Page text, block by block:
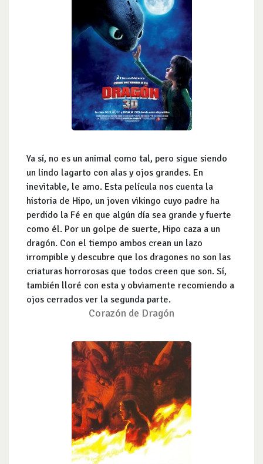
Ya sí, no es un animal como tal, pero sigue siendo
un lindo lagarto con alas y ojos grandes. En
inevitable, le amo. Esta película nos cuenta la
historia de Hipo, un joven vikingo cuyo padre ha
perdido la Fé en que algún día sea grande y fuerte
como él. Por un golpe de suerte, Hipo caza a un
dragón. Con el tiempo ambos crean un lazo
irrompible y descubre que los dragones no son las
criaturas horrorosas que todos creen que son. Sí,
también lloré con esta y obviamente recomiendo a
ojos cerrados ver la segunda parte.
Corazón de Dragón